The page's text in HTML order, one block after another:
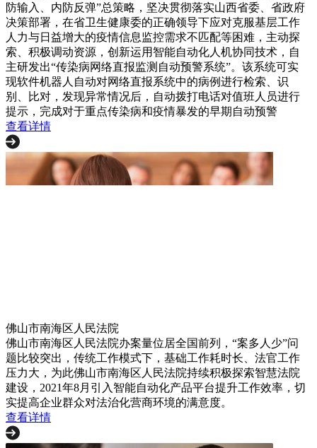
防输入、内防反弹”总策略，坚决贯彻落实山西省委、省政府
决策部署，在省卫生健康委的正确领导下应对克服基层工作
人力与日益增大的疫情信息监控需求不匹配等困难，主动探
索、积极调动资源，创新运用智能自动化人机协同技术，自
主研发出“传染病网络直报监测自动预警系统”。该系统可实
现软件机器人自动对网络直报系统中的病例进行检索、识
别、比对，发现异常情况后，自动拨打电话对值班人员进行
提示，完成对于重点传染病和疫情暴发的早期自动预警
查看详情
佛山市南海区人民法院
佛山市南海区人民法院办案量位居全国前列，“案多人少”问
题比较突出，传统工作模式下，基础工作耗时长、法官工作
压力大，为此佛山市南海区人民法院持续积极探索智慧法院
建设，2021年8月引入智能自动化产品平台提升工作效率，切
实提高企业群众对法治化营商环境的满意度。
查看详情